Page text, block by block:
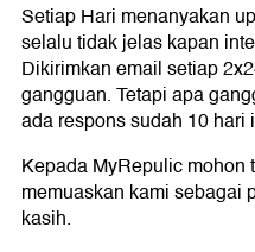
Setiap Hari menanyakan
selalu tidak jelas kapan
Dikirimkan email setiap
gangguan. Tetapi apa
ada respons sudah 10 hari
Kepada MyRepulic
memuaskan kami sebagai
kasih.